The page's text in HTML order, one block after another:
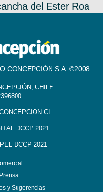
del Ester Roa
CONCEPCIÓN S.A. ©2008
CHILE
DCCP 2021
DCCP 2021
y Sugerencias